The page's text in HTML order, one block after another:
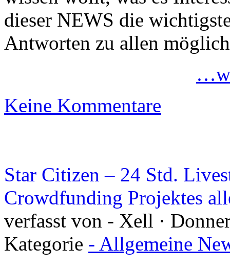
dieser NEWS die
Antworten zu allen
Keine Kommentare
Star Citizen – 24 Std.
Crowdfunding Projektes
verfasst von - Xell ·
Kategorie - Allgemeine